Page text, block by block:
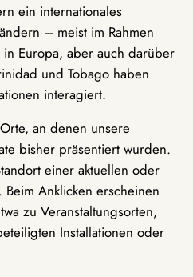
ein internationales
– meist im Rahmen
Europa, aber auch darüber
und Tobago haben
interagiert.
an denen unsere
bisher präsentiert wurden.
einer aktuellen oder
Anklicken erscheinen
zu Veranstaltungsorten,
Installationen oder